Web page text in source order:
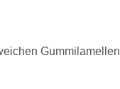
Gummilamellen